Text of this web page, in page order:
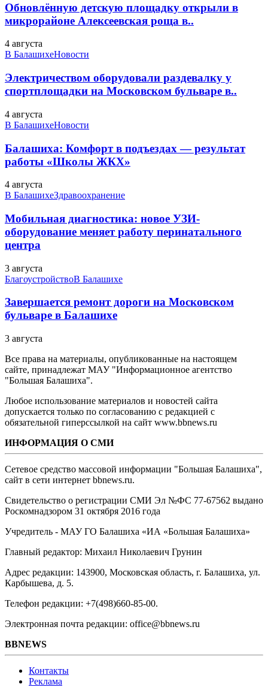
Обновлённую детскую площадку открыли в
микрорайоне Алексеевская роща в..
4 августа
В БалашихеНовости
Электричеством оборудовали раздевалку у
спортплощадки на Московском бульваре в..
4 августа
В БалашихеНовости
Балашиха: Комфорт в подъездах — результат
работы «Школы ЖКХ»
4 августа
В БалашихеЗдравоохранение
Мобильная диагностика: новое УЗИ-
оборудование меняет работу перинатального
центра
3 августа
БлагоустройствоВ Балашихе
Завершается ремонт дороги на Московском
бульваре в Балашихе
3 августа
Все права на материалы, опубликованные на настоящем
сайте, принадлежат МАУ "Информационное агентство
"Большая Балашиха".
Любое использование материалов и новостей сайта
допускается только по согласованию с редакцией с
обязательной гиперссылкой на сайт www.bbnews.ru
ИНФОРМАЦИЯ О СМИ
Сетевое средство массовой информации "Большая Балашиха",
сайт в сети интернет bbnews.ru.
Свидетельство о регистрации СМИ Эл №ФС ‎77-67562 выдано
Роскомнадзором 31 октября 2016 года
Учредитель - МАУ ГО Балашиха «ИА «Большая Балашиха»
Главный редактор: Михаил Николаевич Грунин
Адрес редакции: 143900, Московская область, г. Балашиха, ул.
Карбышева, д. 5.
Телефон редакции: +7(498)660-85-00.
Электронная почта редакции: office@bbnews.ru
BBNEWS
Контакты
Реклама